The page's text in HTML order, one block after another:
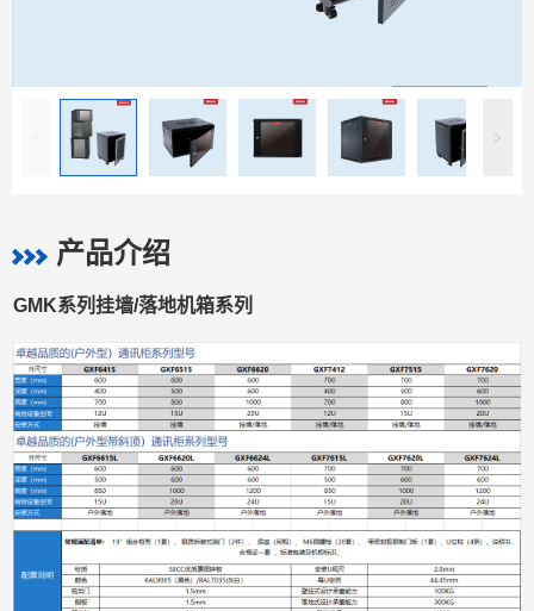
产品介绍
GMK系列挂墙/落地机箱系列